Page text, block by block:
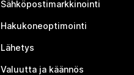
Sähköpostimarkkinointi
Hakukoneoptimointi
Lähetys
Valuutta ja käännös